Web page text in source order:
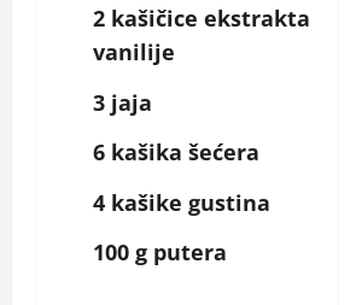
2 kašičice ekstrakta
vanilije
3 jaja
6 kašika šećera
4 kašike gustina
100 g putera